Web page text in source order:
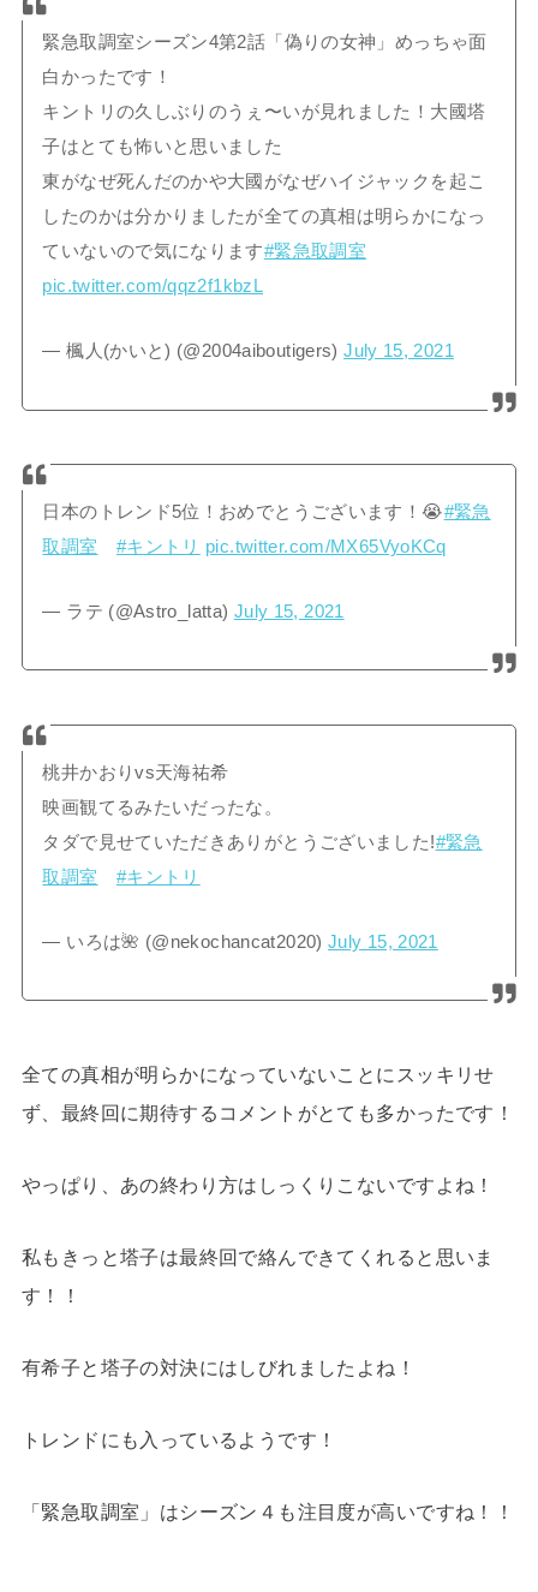
緊急取調室シーズン4第2話「偽りの女神」めっちゃ面
白かったです！
キントリの久しぶりのうぇ〜いが見れました！大國塔
子はとても怖いと思いました
東がなぜ死んだのかや大國がなぜハイジャックを起こ
したのかは分かりましたが全ての真相は明らかになっ
ていないので気になります#緊急取調室
pic.twitter.com/qqz2f1kbzL
— 楓人(かいと) (@2004aiboutigers)July 15, 2021
日本のトレンド5位！おめでとうございます！😭#緊急
取調室
#キントリ pic.twitter.com/MX65VyoKCq
— ラテ (@Astro_latta) July 15, 2021
桃井かおりvs天海祐希
映画観てるみたいだったな。
タダで見せていただきありがとうございました!#緊急
取調室
#キントリ
— いろは🌺 (@nekochancat2020)July 15, 2021
全ての真相が明らかになっていないことにスッキリせ
ず、最終回に期待するコメントがとても多かったです！
やっぱり、あの終わり方はしっくりこないですよね！
私もきっと塔子は最終回で絡んできてくれると思いま
す！！
有希子と塔子の対決にはしびれましたよね！
トレンドにも入っているようです！
「緊急取調室」はシーズン４も注目度が高いですね！！